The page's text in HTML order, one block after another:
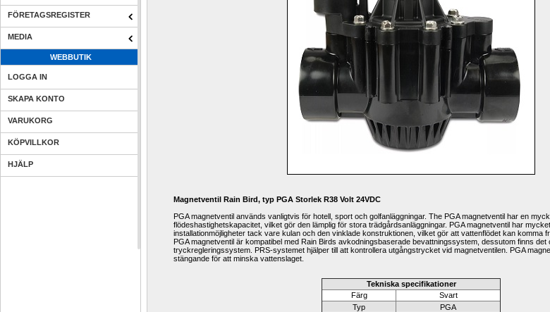
FÖRETAGSREGISTER
MEDIA
WEBBUTIK
LOGGA IN
SKAPA KONTO
VARUKORG
KÖPVILLKOR
HJÄLP
Magnetventil Rain Bird, typ PGA Storlek R38 Volt 24VDC
PGA magnetventil används vanligtvis för hotell, sport och golfanläggningar. The PGA magnetventil har en
flödeshastighetskapacitet, vilket gör den lämplig för stora trädgårdsanläggningar. PGA magnetventil har
installationmöjligheter tack vare kulan och den vinklade konstruktionen, vilket gör att vattenflödet kan komma
PGA magnetventil är kompatibel med Rain Birds avkodningsbaserade bevattningssystem, dessutom finns
tryckregleringssystem. PRS-systemet hjälper till att kontrollera utgångstrycket vid magnetventilen. PGA
stängande för att minska vattenslaget.
Tekniska specifikationer
Färg
Svart
Typ
PGA